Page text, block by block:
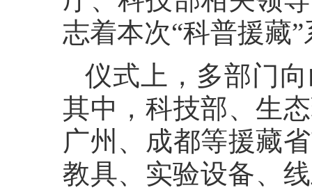
志着本次“科普援藏
仪式上，多部门
其中，科技部、生
广州、成都等援藏
教具、实验设备、